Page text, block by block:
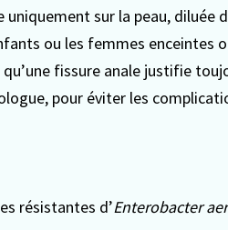
sur la peau, diluée
ou les femmes enceintes
fissure anale justifie
pour éviter les
résistantes d’Enterobacter